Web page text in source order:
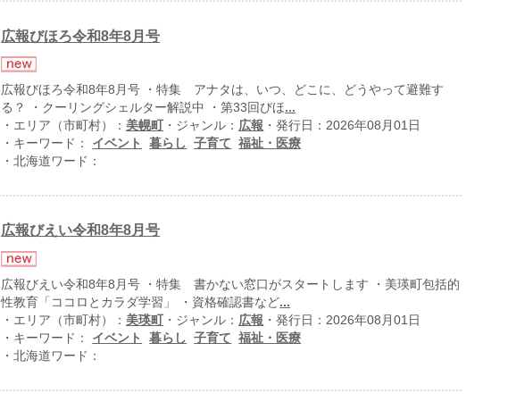
広報びほろ令和8年8月号
広報びほろ令和8年8月号 ・特集 アナタは、いつ、どこに、どうやって避難す
る？ ・クーリングシェルター解説中 ・第33回びほ...
・エリア（市町村）：美幌町 ・ジャンル： 広報 ・発行日：2026年08月01日
・キーワード： イベント 暮らし 子育て
福祉・医療
・北海道ワード：
広報びえい令和8年8月号
広報びえい令和8年8月号 ・特集 書かない窓口がスタートします ・美瑛町包括的
性教育「ココロとカラダ学習」 ・資格確認書など...
・エリア（市町村）：美瑛町 ・ジャンル： 広報 ・発行日：2026年08月01日
・キーワード： イベント 暮らし 子育て
福祉・医療
・北海道ワード：